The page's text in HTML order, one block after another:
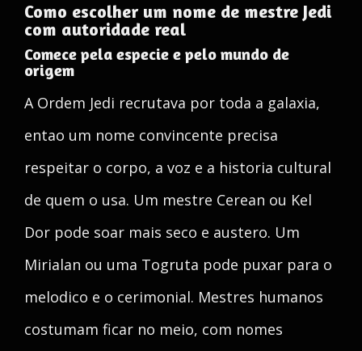
Como escolher um nome de mestre Jedi
com autoridade real
Comece pela especie e pelo mundo de
origem
A Ordem Jedi recrutava por toda a galaxia,
entao um nome convincente precisa
respeitar o corpo, a voz e a historia cultural
de quem o usa. Um mestre Cerean ou Kel
Dor pode soar mais seco e austero. Um
Mirialan ou uma Togruta pode puxar para o
melodico e o cerimonial. Mestres humanos
costumam ficar no meio, com nomes